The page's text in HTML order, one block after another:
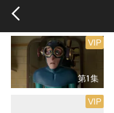
第1集
VIP
VIP